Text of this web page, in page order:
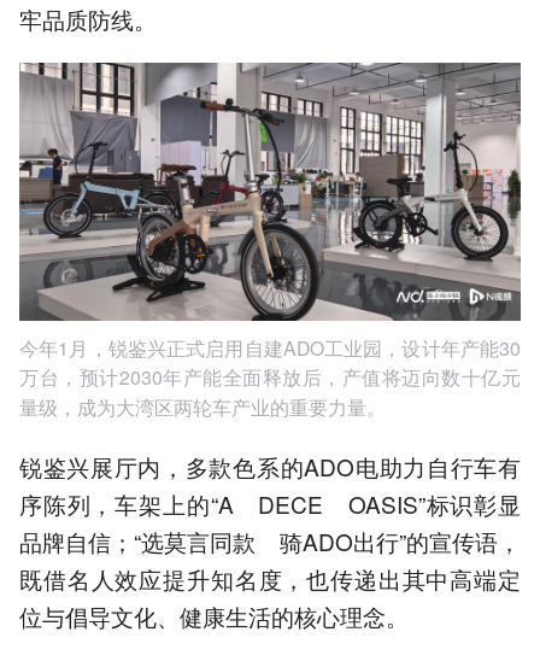
牢品质防线。
今年1月，锐鉴兴正式启用自建ADO工业园，设计年产能30
万台，预计2030年产能全面释放后，产值将迈向数十亿元
量级，成为大湾区两轮车产业的重要力量。
锐鉴兴展厅内，多款色系的ADO电助力自行车有
序陈列，车架上的“A DECE OASIS”标识彰显
品牌自信；“选莫言同款 骑ADO出行”的宣传语，
既借名人效应提升知名度，也传递出其中高端定
位与倡导文化、健康生活的核心理念。